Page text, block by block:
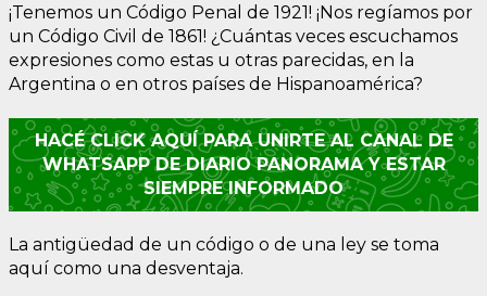
¡Tenemos un Código Penal de 1921! ¡Nos regíamos por
un Código Civil de 1861! ¿Cuántas veces escuchamos
expresiones como estas u otras parecidas, en la
Argentina o en otros países de Hispanoamérica?
HACÉ CLICK AQUÍ PARA UNIRTE AL CANAL DE
WHATSAPP DE DIARIO PANORAMA Y ESTAR
SIEMPRE INFORMADO
La antigüedad de un código o de una ley se toma
aquí como una desventaja.